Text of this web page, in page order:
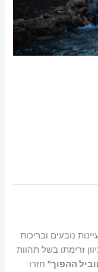
נובעים ובריכות
זרימתו בשל תהוות
ההפוך" חזרו